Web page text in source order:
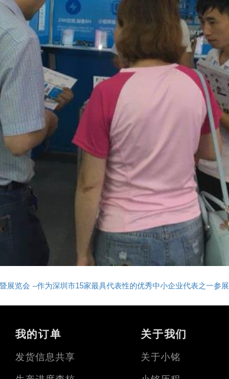
览会 --作为深圳市15家最具代表性的优秀中小企业代表之一参展
我的订单
发货信息共享
关于我们
关于小铭